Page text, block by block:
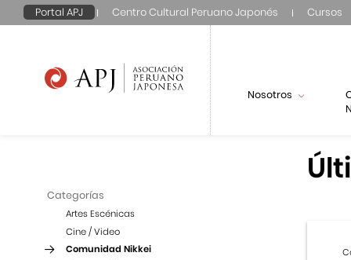
Portal APJ Centro Cultural Peruano Japonés Cursos
Nosotros
Categorías
Artes Escénicas
Cine / Video
Comunidad Nikkei